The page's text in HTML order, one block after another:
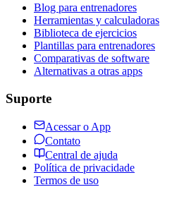
Blog para entrenadores
Herramientas y calculadoras
Biblioteca de ejercicios
Plantillas para entrenadores
Comparativas de software
Alternativas a otras apps
Suporte
Acessar o App
Contato
Central de ajuda
Política de privacidade
Termos de uso